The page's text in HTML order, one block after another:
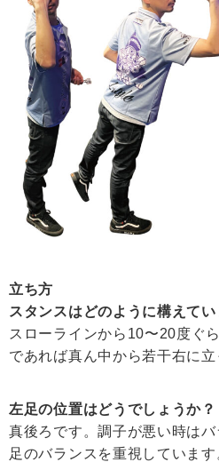
立ち方
スタンスはどのように構えてい
スローラインから10〜20度ぐ
であれば真ん中から若干右に立
左足の位置はどうでしょうか？
真後ろです。調子が悪い時は
足のバランスを重視しています